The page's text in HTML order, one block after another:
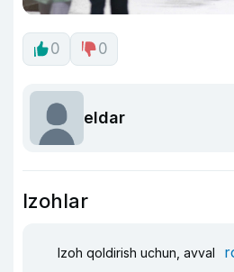
0 0
eldar
Izohlar
Izoh qoldirish uchun, avval